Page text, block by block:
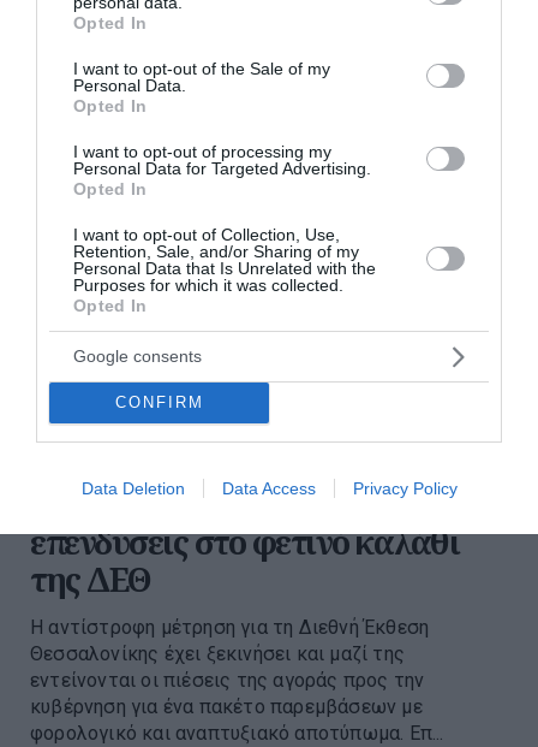
grant or deny consent to Google and its third-party tags to
use your data for below specified purposes in below Google
consent section.
Opted In
I want to opt-out of the Sale of my
Personal Data.
Opted In
I want to opt-out of processing my
Personal Data for Targeted Advertising.
Opted In
I want to opt-out of Collection, Use,
Retention, Sale, and/or Sharing of my
Personal Data that Is Unrelated with the
Purposes for which it was collected.
Opted In
Google consents
CONFIRM
Data Deletion Data Access Privacy Policy
10:45 | 08 Αυγούστου 2026
Μείωση φορολογίας, εκπτώσεις
στον ΕΝΦΙΑ και κίνητρα για
επενδύσεις στο φετινό καλάθι
της ΔΕΘ
Η αντίστροφη μέτρηση για τη Διεθνή Έκθεση
Θεσσαλονίκης έχει ξεκινήσει και μαζί της
εντείνονται οι πιέσεις της αγοράς προς την
κυβέρνηση για ένα πακέτο παρεμβάσεων με
φορολογικό και αναπτυξιακό αποτύπωμα. Επ...